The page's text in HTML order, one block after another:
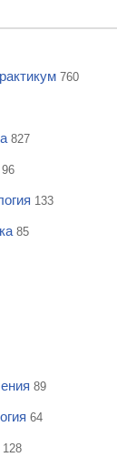
760
827
96
133
85
89
64
128